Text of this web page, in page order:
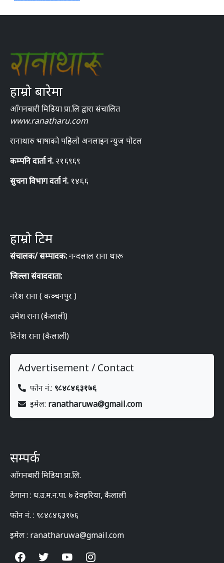
हाम्रो बारेमा
आँगनबारी मिडिया प्रा.लि द्वारा संचालित
www.ranatharu.com
रानाथारु भाषाको पहिलो अनलाइन न्युज पोटल
कम्पनि दार्ता नं. २१६९६९
सुचना विभाग दर्ता नं. १४६६
हाम्रो टिम
संचालक/ सम्पादक:नन्दलाल राना थारू
जिल्ला संवाददाता:
नरेश राना ( कञ्चनपुर )
उमेश राना (कैलाली)
दिनेश राना (कैलाली)
Advertisement / Contact
फोन नं.: ९८४८४६३१७६
इमेल: ranatharuwa@gmail.com
सम्पर्क
आँगनबारी मिडिया प्रा.लि.
ठेगाना : ध.उ.म.न.पा. ७ देवहरिया, कैलाली
फोन नं. : ९८४८४६३१७६
इमेल : ranatharuwa@gmail.com